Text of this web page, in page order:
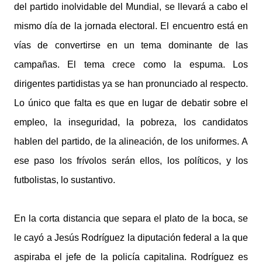
del partido inolvidable del Mundial, se llevará a cabo el
mismo día de la jornada electoral. El encuentro está en
vías de convertirse en un tema dominante de las
campañas. El tema crece como la espuma. Los
dirigentes partidistas ya se han pronunciado al respecto.
Lo único que falta es que en lugar de debatir sobre el
empleo, la inseguridad, la pobreza, los candidatos
hablen del partido, de la alineación, de los uniformes. A
ese paso los frívolos serán ellos, los políticos, y los
futbolistas, lo sustantivo.
En la corta distancia que separa el plato de la boca, se
le cayó a Jesús Rodríguez la diputación federal a la que
aspiraba el jefe de la policía capitalina. Rodríguez es